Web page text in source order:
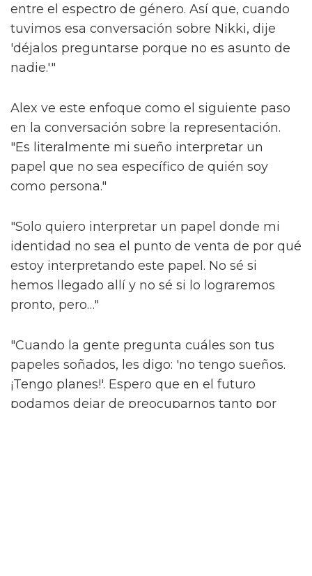
entre el espectro de género. Así que, cuando
tuvimos esa conversación sobre Nikki, dije
'déjalos preguntarse porque no es asunto de
nadie.'"
Alex ve este enfoque como el siguiente paso
en la conversación sobre la representación.
"Es literalmente mi sueño interpretar un
papel que no sea específico de quién soy
como persona."
"Solo quiero interpretar un papel donde mi
identidad no sea el punto de venta de por qué
estoy interpretando este papel. No sé si
hemos llegado allí y no sé si lo lograremos
pronto, pero…"
"Cuando la gente pregunta cuáles son tus
papeles soñados, les digo: 'no tengo sueños.
¡Tengo planes!'. Espero que en el futuro
podamos dejar de preocuparnos tanto por